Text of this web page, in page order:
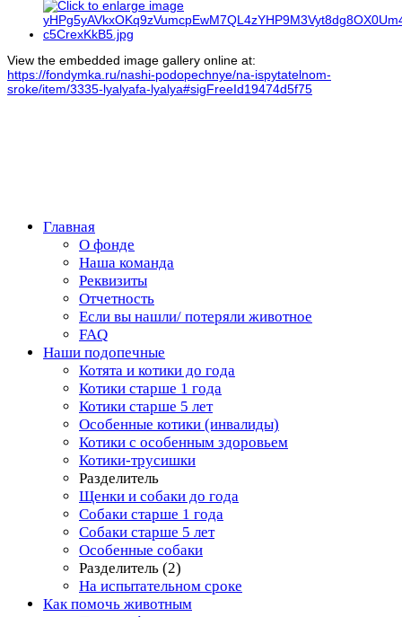
View the embedded image gallery online at:
https://fondymka.ru/nashi-podopechnye/na-ispytatelnom-
sroke/item/3335-lyalyafa-lyalya#sigFreeId19474d5f75
Главная
О фонде
Наша команда
Реквизиты
Отчетность
Если вы нашли/ потеряли животное
FAQ
Наши подопечные
Котята и котики до года
Котики старше 1 года
Котики старше 5 лет
Особенные котики (инвалиды)
Котики с особенным здоровьем
Котики-трусишки
Разделитель
Щенки и собаки до года
Собаки старше 1 года
Собаки старше 5 лет
Особенные собаки
Разделитель (2)
На испытательном сроке
Как помочь животным